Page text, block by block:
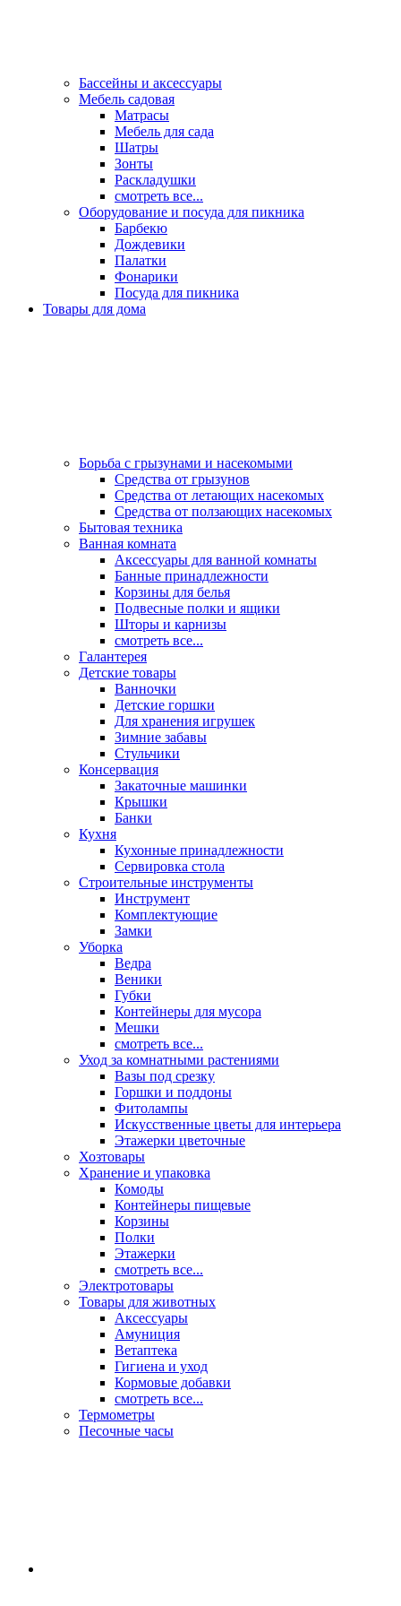
Бассейны и аксессуары
Мебель садовая
Матрасы
Мебель для сада
Шатры
Зонты
Раскладушки
смотреть все...
Оборудование и посуда для пикника
Барбекю
Дождевики
Палатки
Фонарики
Посуда для пикника
Товары для дома
Борьба с грызунами и насекомыми
Средства от грызунов
Средства от летающих насекомых
Средства от ползающих насекомых
Бытовая техника
Ванная комната
Аксессуары для ванной комнаты
Банные принадлежности
Корзины для белья
Подвесные полки и ящики
Шторы и карнизы
смотреть все...
Галантерея
Детские товары
Ванночки
Детские горшки
Для хранения игрушек
Зимние забавы
Стульчики
Консервация
Закаточные машинки
Крышки
Банки
Кухня
Кухонные принадлежности
Сервировка стола
Строительные инструменты
Инструмент
Комплектующие
Замки
Уборка
Ведра
Веники
Губки
Контейнеры для мусора
Мешки
смотреть все...
Уход за комнатными растениями
Вазы под срезку
Горшки и поддоны
Фитолампы
Искусственные цветы для интерьера
Этажерки цветочные
Хозтовары
Хранение и упаковка
Комоды
Контейнеры пищевые
Корзины
Полки
Этажерки
смотреть все...
Электротовары
Товары для животных
Аксессуары
Амуниция
Ветаптека
Гигиена и уход
Кормовые добавки
смотреть все...
Термометры
Песочные часы